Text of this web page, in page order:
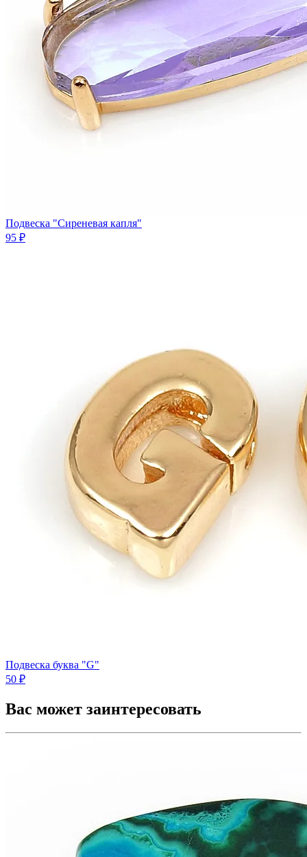
Подвеска "Сиреневая капля"
95 ₽
Подвеска буква "G"
50 ₽
Вас может заинтересовать